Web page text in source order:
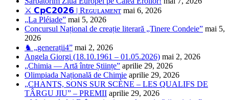
⚔️ 𝗖𝗽𝗖𝟮𝟬𝟮𝟲 | Rᴇɢᴜʟᴀᴍᴇɴᴛ mai 6, 2026
„La Pléiade” mai 5, 2026
Concursul Național de creație literară „Tinere Condeie” mai 5,
2026
♞ „generații4” mai 2, 2026
Angela Giorgi (18.10.1961 – 01.05.2026) mai 2, 2026
„Chimia — Artă între Științe” aprilie 29, 2026
Olimpiada Națională de Chimie aprilie 29, 2026
„CHANTS, SONS SUR SCÈNE – LES QUALIFS DE
TÂRGU JIU” – PREMII aprilie 29, 2026